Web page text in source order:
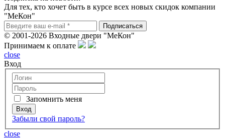
Для тех, кто хочет быть в курсе всех новых скидок компании
"МеКон"
© 2001-2026 Входные двери "МеКон"
Принимаем к оплате
close
Вход
Запомнить меня
Забыли свой пароль?
close